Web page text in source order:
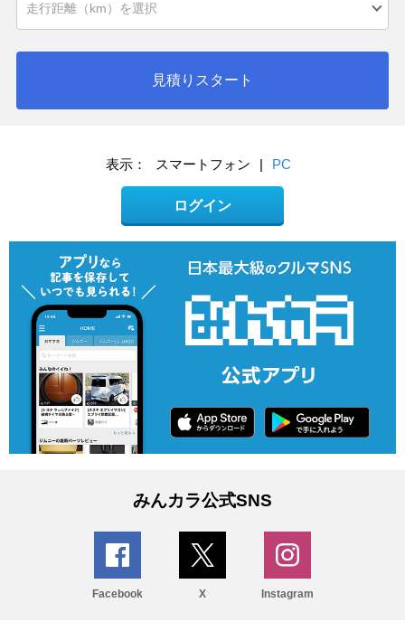
見積りスタート
表示： スマートフォン | PC
ログイン
みんカラ公式SNS
Facebook X Instagram